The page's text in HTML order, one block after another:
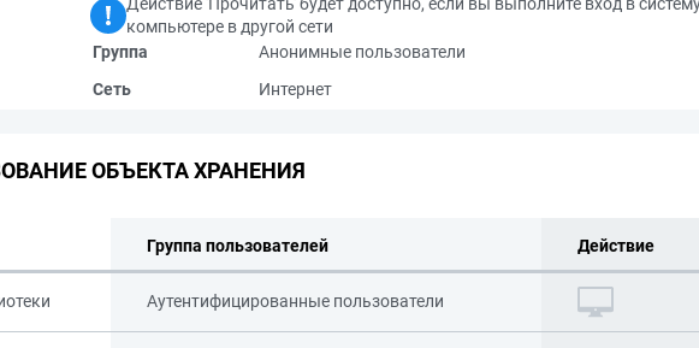
компьютере в другой сети
Группа
Анонимные пользователи
Сеть
Интернет
ОБЪЕКТА ХРАНЕНИЯ
Группа пользователей Действие
Аутентифицированные пользователи